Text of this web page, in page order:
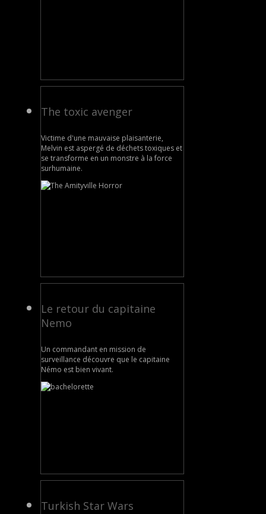
The toxic avenger
Victime d'une mauvaise plaisanterie,
Melvin est aspergé de déchets toxiques et
se transforme en un monstre à la force
surhumaine.
Le retour du capitaine
Nemo
Un commandant en mission de
surveillance découvre que le capitaine
Némo est bien vivant.
Turkish Star Wars